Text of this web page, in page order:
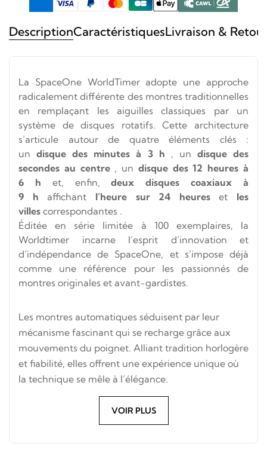
DescriptionCaractéristiquesLivraison &
La SpaceOne WorldTimer adopte une approche
radicalement différente des montres traditionnelles
en remplaçant les aiguilles classiques par un
système de disques rotatifs. Cette architecture
s’articule autour de quatre éléments clés :
undisque des minutes à 3 h , un disque des
secondes au centre, un disque des 12 heures à
6 h et, enfin,deux disques coaxiaux à
9 h affichant l’heure sur 24 heureset les
villes correspondantes .
Éditée en série limitée à 100 exemplaires, la
Worldtimer incarne l’esprit d’innovation et
d’indépendance de SpaceOne, et s’impose déjà
comme une référence pour les passionnés de
montres originales et avant-gardistes.
Les montres automatiques séduisent par leur
mécanisme fascinant qui se recharge grâce aux
mouvements du poignet. Alliant tradition horlogère
et fiabilité, elles offrent une expérience unique où
la technique se mêle à l’élégance.
VOIR PLUS